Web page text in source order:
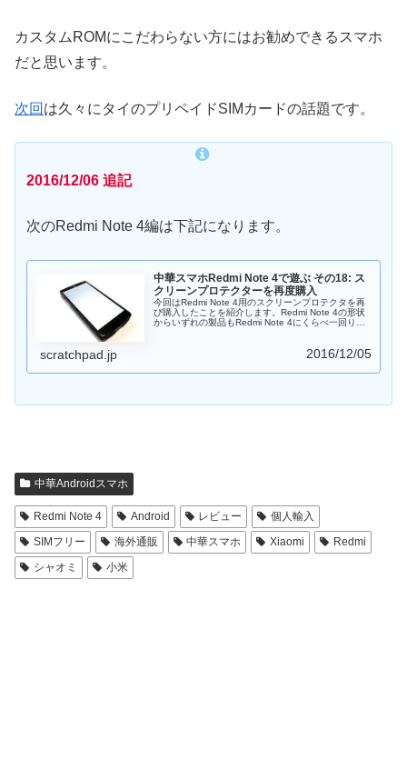
カスタムROMにこだわらない方にはお勧めできるスマホ
だと思います。
次回 は久々にタイのプリペイドSIMカードの話題です。
2016/12/06 追記
次のRedmi Note 4編は下記になります。
中華スマホRedmi Note 4で遊ぶ その18: ス
クリーンプロテクターを再度購入
今回はRedmi Note 4用のスクリーンプロテクタを再
び購入したことを紹介します。Redmi Note 4の形状
からいずれの製品もRedmi Note 4にくらべ一回り小
scratchpad.jp 2016/12/05
中華Androidスマホ
Redmi Note 4 Android レビュー
個人輸入
SIMフリー
海外通販 中華スマホ Xiaomi
Redmi
シャオミ
小米